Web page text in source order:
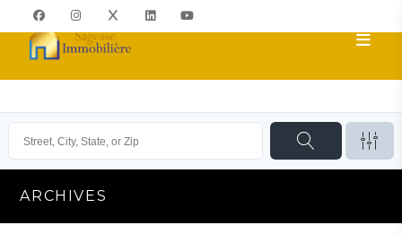
ARCHIVES